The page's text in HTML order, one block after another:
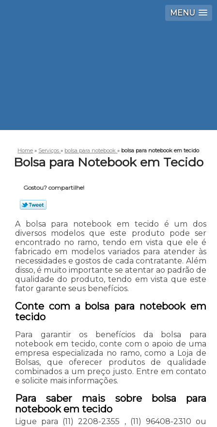
MENU
Home » Serviços» bolsa para notebook» bolsa para notebook em tecido
Bolsa para Notebook em Tecido
Gostou? compartilhe!
A bolsa para notebook em tecido é um dos
diversos modelos que este produto pode ser
encontrado no ramo, tendo em vista que ele é
fabricado em modelos variados para atender às
necessidades e gostos de cada contratante. Além
disso, é muito importante se atentar ao padrão de
qualidade do produto, tendo em vista que este
fator garante seus benefícios.
Conte com a bolsa para notebook em
tecido
Para garantir os benefícios da bolsa para
notebook em tecido, conte com o apoio de uma
empresa especializada no ramo, como a Loja de
Bolsas, que oferecer produtos de qualidade
combinados a um preço justo. Entre em contato
e solicite mais informações.
Para saber mais sobre bolsa para
notebook em tecido
Ligue para (11) 2208-2355 , (11) 96408-2310 ou